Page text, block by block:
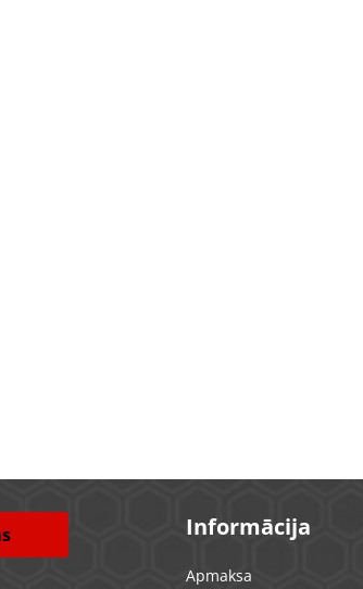
Informācija
Apmaksa